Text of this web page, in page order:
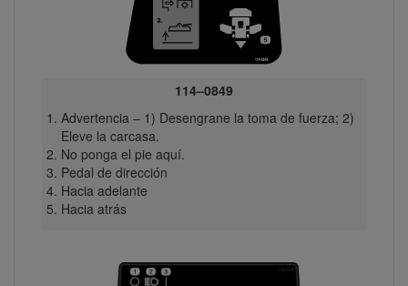
114–0849
Advertencia – 1) Desengrane la toma de fuerza; 2)
Eleve la carcasa.
No ponga el pie aquí.
Pedal de dirección
Hacia adelante
Hacia atrás